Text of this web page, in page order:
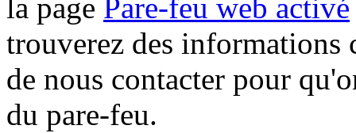
la page Pare-feu web activé
trouverez des informations
de nous contacter pour
du pare-feu.